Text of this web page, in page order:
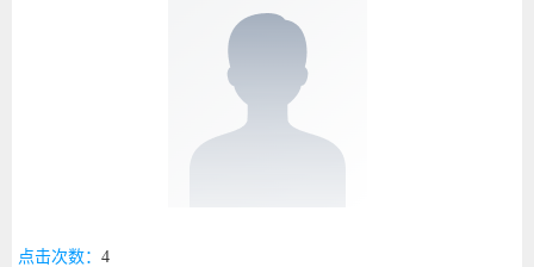
点击次数： 4